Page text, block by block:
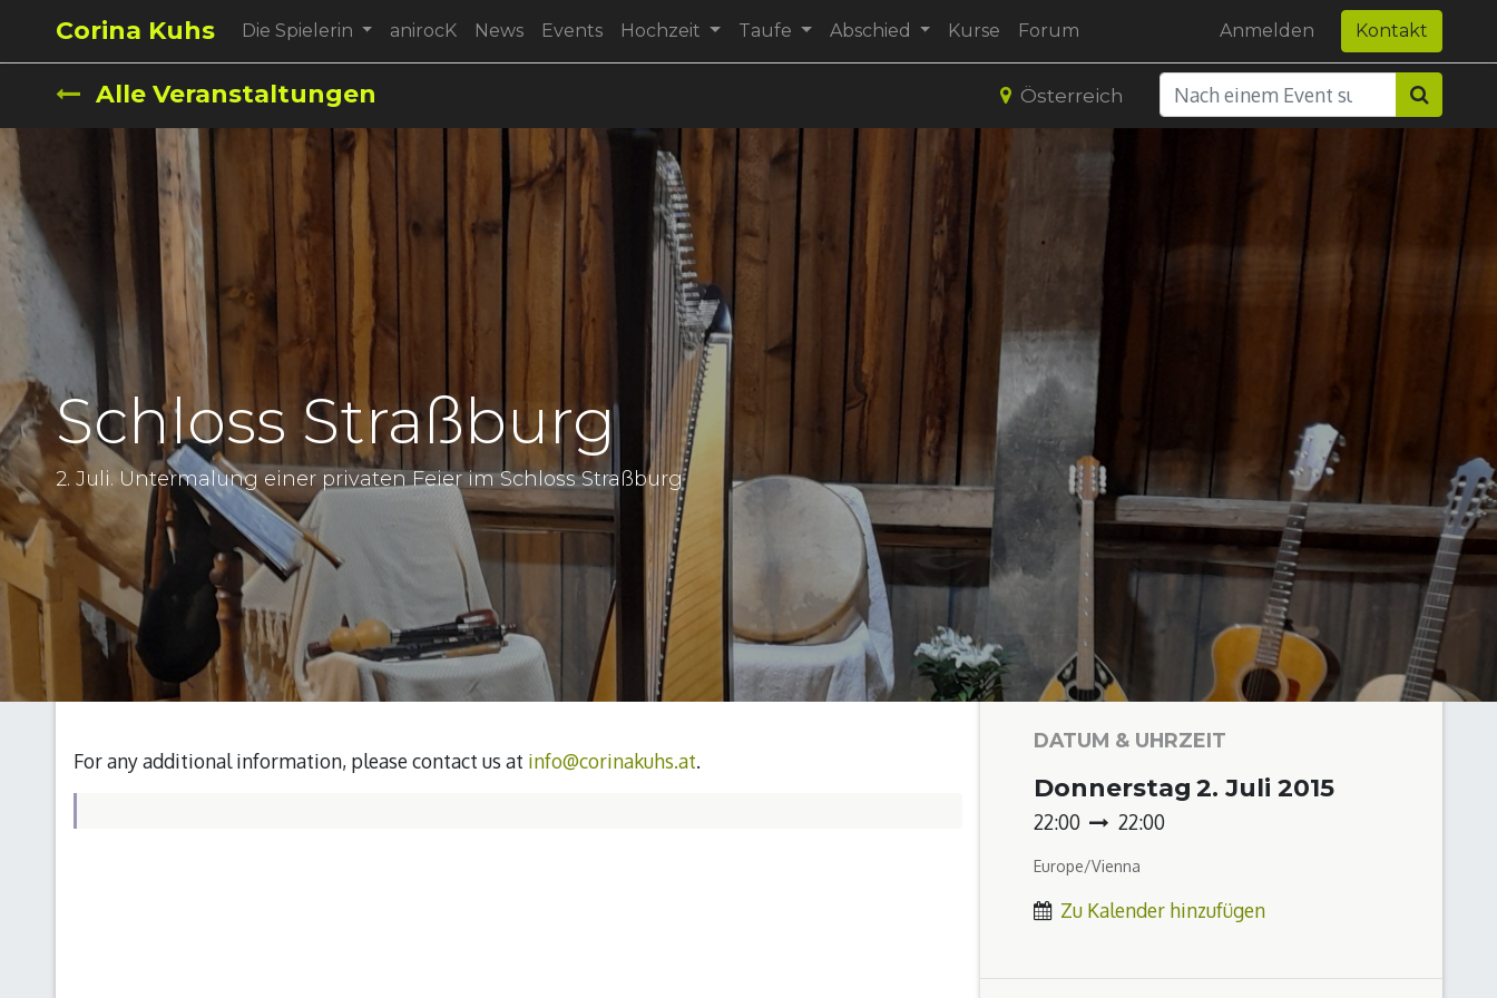
Corina Kuhs Die Spielerin anirocK News Events Hochzeit Taufe Abschied Kurse Forum Anmelden Kontakt
Alle Veranstaltungen Österreich
Schloss Straßburg
2. Juli. Untermalung einer privaten Feier im Schloss Straßburg
For any additional information, please contact us at info@corinakuhs.at.
DATUM & UHRZEIT
Donnerstag 2. Juli 2015
22:00 22:00
Europe/Vienna
Zu Kalender hinzufügen